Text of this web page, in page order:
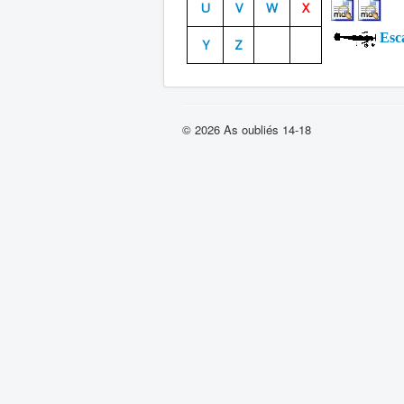
U V W X
Y Z
© 2026 As oubliés 14-18